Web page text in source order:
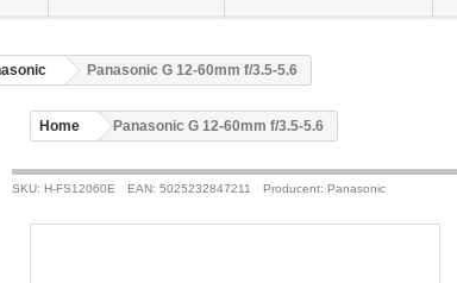
Panasonic G 12-60mm f/3.5-5.6
Home >Panasonic G 12-60mm f/3.5-5.6
SKU: H-FS12060E EAN: 5025232847211 Producent: Panasonic